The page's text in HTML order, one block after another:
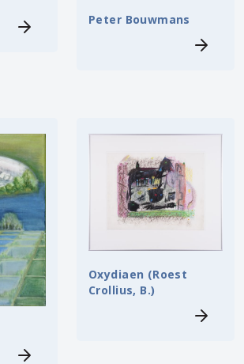
Peter Bouwmans
Oxydiaen (Roest
Crollius, B.)